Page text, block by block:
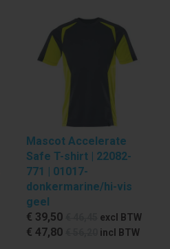
Mascot Accelerate
Safe T-shirt | 22082-
771 | 01017-
donkermarine/hi-vis
geel
€ 39,50 excl BTW
€ 47,80 incl BTW